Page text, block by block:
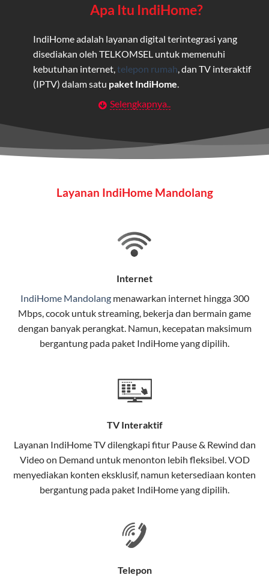
Apa Itu IndiHome?
IndiHome adalah layanan digital terintegrasi yang
disediakan oleh TELKOMSEL untuk memenuhi
kebutuhan internet, telepon rumah , dan TV interaktif
(IPTV) dalam satu paket IndiHome
Layanan Wifi Indihome ini dirancang untuk
maupun individu yang membutuhkan konektivitas dan
hiburan berkualitas tinggi.
pengguna rumah dan bisnis.
stabil, dan memiliki berbagai pilihan paket IndiHome
Selain internet, layanan IndiHome juga mencakup TV
interaktif (IndiHome TV) dan telepon rumah dalam
satu paket.
Teknologi di Balik WiFi IndiHome
Wifi IndiHome menggunakan teknologi Fiber To The
menggunakan kabel serat optik hingga ke rumah
pelanggan. Teknologi ini memiliki beberapa
keunggulan:
Kecepatan Tinggi
dibandingkan kabel tembaga atau DSL.
Selengkapnya..
Layanan IndiHome Mandolang
Internet
IndiHome Mandolangmenawarkan internethingga 300
Mbps, cocok untuk streaming, bekerja dan bermain game
dengan banyak perangkat. Namun, kecepatan maksimum
bergantung pada paket IndiHome yang dipilih.
TV Interaktif
Layanan IndiHome TVdilengkapi fitur Pause & Rewind dan
Video on Demand untuk menonton lebih fleksibel. VOD
menyediakan konten eksklusif, namun ketersediaan konten
bergantung pada paket IndiHome yang dipilih.
Telepon